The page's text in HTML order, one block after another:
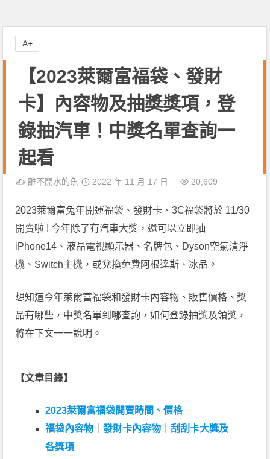
【2023萊爾富福袋、發財
卡】內容物及抽獎獎項，登
錄抽汽車！中獎名單查詢一
起看
✍️離不開水的魚 2022 年 11 月 17 日 20,609
2023萊爾富兔年開運福袋、發財卡、3C福袋將於 11/30
開賣啦 ! 今年除了有汽車大獎，還可以立即抽
iPhone14、液晶電視顯示器、名牌包、Dyson空氣清淨
機、Switch主機，或兌換免費阿根達斯、冰品。
想知道今年萊爾富福袋和發財卡內容物、販售價格、獎
品有哪些，中獎名單到哪查詢，如何登錄抽獎及領獎，
將在下文一一說明。
【文章目錄】
2023萊爾富福袋開賣時間、價格
福袋內容物 ｜發財卡內容物 ｜刮刮卡大獎及
各獎項
A+